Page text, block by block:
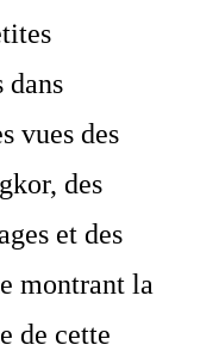
dans
vues des
des
et des
montrant la
de cette